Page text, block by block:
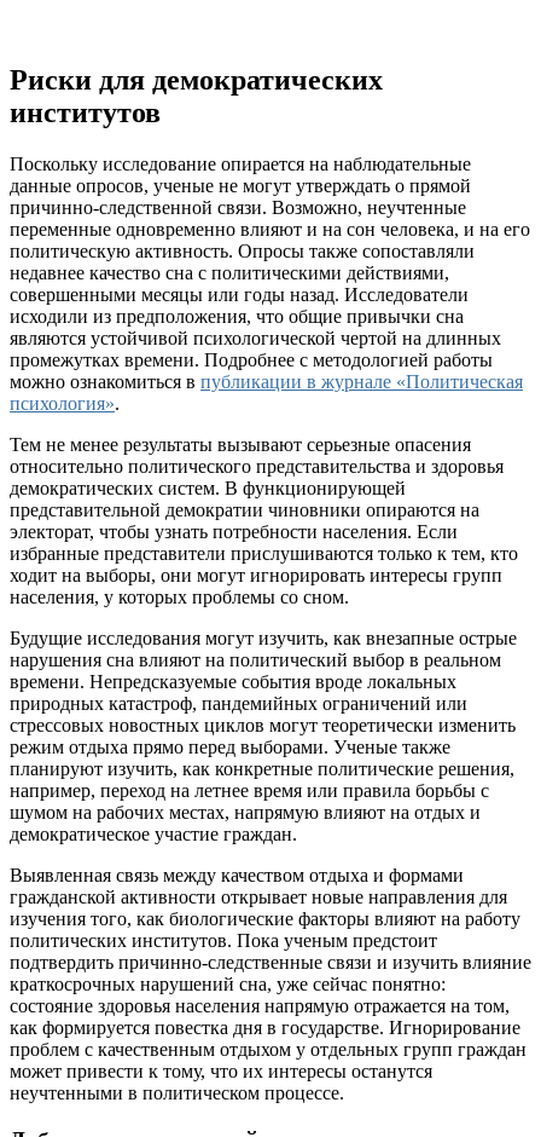
Риски для демократических
институтов
Поскольку исследование опирается на наблюдательные
данные опросов, ученые не могут утверждать о прямой
причинно-следственной связи. Возможно, неучтенные
переменные одновременно влияют и на сон человека, и на его
политическую активность. Опросы также сопоставляли
недавнее качество сна с политическими действиями,
совершенными месяцы или годы назад. Исследователи
исходили из предположения, что общие привычки сна
являются устойчивой психологической чертой на длинных
промежутках времени. Подробнее с методологией работы
можно ознакомиться в публикации в журнале «Политическая
психология».
Тем не менее результаты вызывают серьезные опасения
относительно политического представительства и здоровья
демократических систем. В функционирующей
представительной демократии чиновники опираются на
электорат, чтобы узнать потребности населения. Если
избранные представители прислушиваются только к тем, кто
ходит на выборы, они могут игнорировать интересы групп
населения, у которых проблемы со сном.
Будущие исследования могут изучить, как внезапные острые
нарушения сна влияют на политический выбор в реальном
времени. Непредсказуемые события вроде локальных
природных катастроф, пандемийных ограничений или
стрессовых новостных циклов могут теоретически изменить
режим отдыха прямо перед выборами. Ученые также
планируют изучить, как конкретные политические решения,
например, переход на летнее время или правила борьбы с
шумом на рабочих местах, напрямую влияют на отдых и
демократическое участие граждан.
Выявленная связь между качеством отдыха и формами
гражданской активности открывает новые направления для
изучения того, как биологические факторы влияют на работу
политических институтов. Пока ученым предстоит
подтвердить причинно-следственные связи и изучить влияние
краткосрочных нарушений сна, уже сейчас понятно:
состояние здоровья населения напрямую отражается на том,
как формируется повестка дня в государстве. Игнорирование
проблем с качественным отдыхом у отдельных групп граждан
может привести к тому, что их интересы останутся
неучтенными в политическом процессе.